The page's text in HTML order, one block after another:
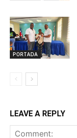
PORTADA
LEAVE A REPLY